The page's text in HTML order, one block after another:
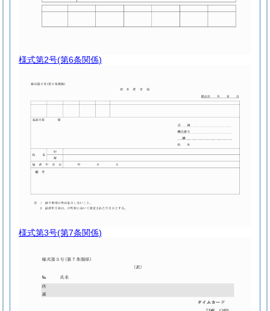
様式第2号(第6条関係)
様式第3号(第7条関係)